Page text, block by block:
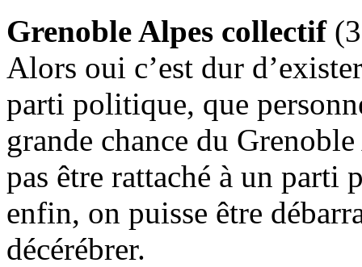
Grenoble Alpes collectif
Alors oui c’est dur
parti politique, que
grande chance du
pas être rattaché à un
enfin, on puisse être
décérébrer.